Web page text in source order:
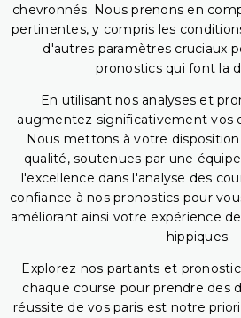
chevronnés. Nous prenons en
pertinentes, y compris les
d'autres paramètres cruciaux
pronostics qui font la
En utilisant nos analyses et
augmentez significativement vos
Nous mettons à votre
qualité, soutenues par une
l'excellence dans l'analyse des
confiance à nos pronostics pour
améliorant ainsi votre expérience
hippiques.
Explorez nos partants et
chaque course pour prendre des
réussite de vos paris est notre